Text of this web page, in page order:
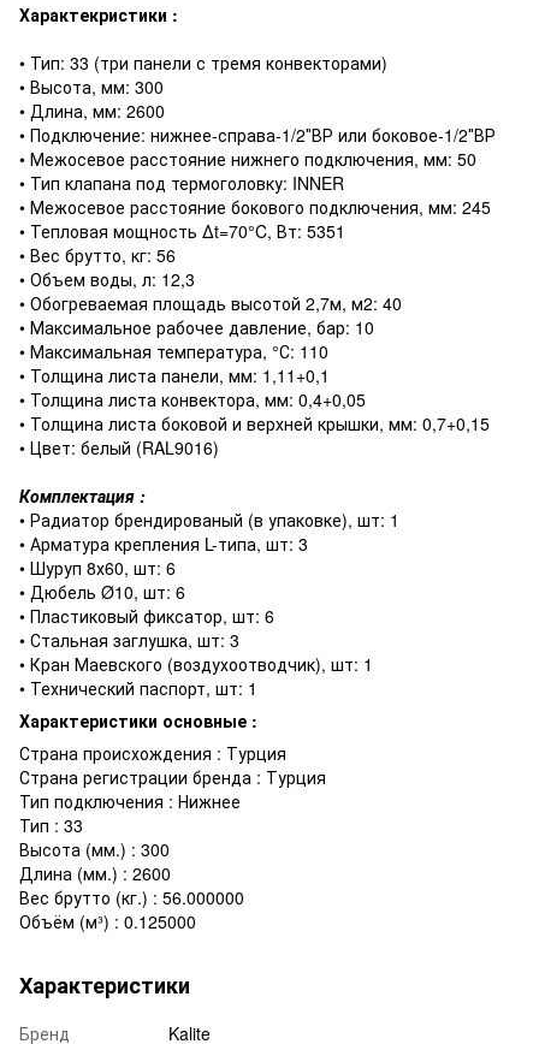
Характекристики :
• Тип: 33 (три панели с тремя конвекторами)
• Высота, мм: 300
• Длина, мм: 2600
• Подключение: нижнее-справа-1/2″ВР или боковое-1/2″ВР
• Межосевое расстояние нижнего подключения, мм: 50
• Тип клапана под термоголовку: INNER
• Межосевое расстояние бокового подключения, мм: 245
• Тепловая мощность ∆t=70°C, Вт: 5351
• Вес брутто, кг: 56
• Объем воды, л: 12,3
• Обогреваемая площадь высотой 2,7м, м2: 40
• Максимальное рабочее давление, бар: 10
• Максимальная температура, °С: 110
• Толщина листа панели, мм: 1,11+0,1
• Толщина листа конвектора, мм: 0,4+0,05
• Толщина листа боковой и верхней крышки, мм: 0,7+0,15
• Цвет: белый (RAL9016)
Комплектация :
• Радиатор брендированый (в упаковке), шт: 1
• Арматура крепления L-типа, шт: 3
• Шуруп 8х60, шт: 6
• Дюбель Ø10, шт: 6
• Пластиковый фиксатор, шт: 6
• Стальная заглушка, шт: 3
• Кран Маевского (воздухоотводчик), шт: 1
• Технический паспорт, шт: 1
Характеристики основные :
Страна происхождения : Турция
Страна регистрации бренда : Турция
Тип подключения : Нижнее
Тип : 33
Высота (мм.) : 300
Длина (мм.) : 2600
Вес брутто (кг.) : 56.000000
Объём (м³) : 0.125000
Характеристики
Бренд
Kalite